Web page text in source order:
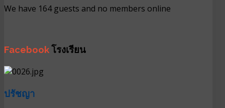
We have 164 guests and no members online
Facebookโรงเรียน
ปรัชญา